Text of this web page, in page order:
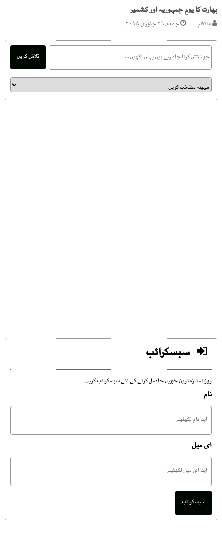
بھارت کا یومِ جمہوریہ اور کشمیر
منتظم جمعه, ۲۶ جنوری ۲۰۱۸
تلاش کریں
سبسکرائب
روزانہ تازہ ترین خبریں حاصل کرنے کے لئے سبسکرائب کریں
نام
ای میل
سبسکرائب